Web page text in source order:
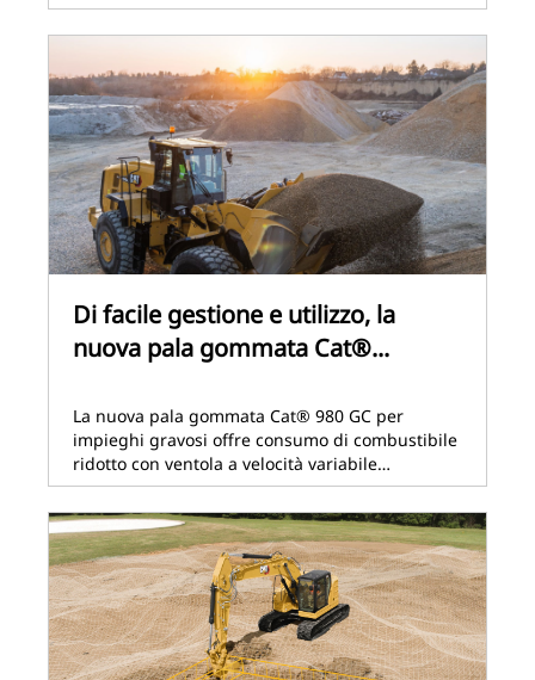
Di facile gestione e utilizzo, la
nuova pala gommata Cat®...
La nuova pala gommata Cat® 980 GC per
impieghi gravosi offre consumo di combustibile
ridotto con ventola a velocità variabile…